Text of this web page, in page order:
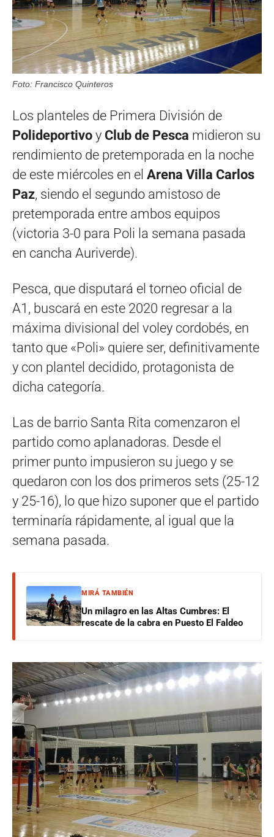
Foto: Francisco Quinteros
Los planteles de Primera División de
Polideportivo y Club de Pesca midieron su
rendimiento de pretemporada en la noche
de este miércoles en el Arena Villa Carlos
Paz, siendo el segundo amistoso de
pretemporada entre ambos equipos
(victoria 3-0 para Poli la semana pasada
en cancha Auriverde).
Pesca, que disputará el torneo oficial de
A1, buscará en este 2020 regresar a la
máxima divisional del voley cordobés, en
tanto que «Poli» quiere ser, definitivamente
y con plantel decidido, protagonista de
dicha categoría.
Las de barrio Santa Rita comenzaron el
partido como aplanadoras. Desde el
primer punto impusieron su juego y se
quedaron con los dos primeros sets (25-12
y 25-16), lo que hizo suponer que el partido
terminaría rápidamente, al igual que la
semana pasada.
MIRÁ TAMBIÉN
Un milagro en las Altas Cumbres: El
rescate de la cabra en Puesto El Faldeo